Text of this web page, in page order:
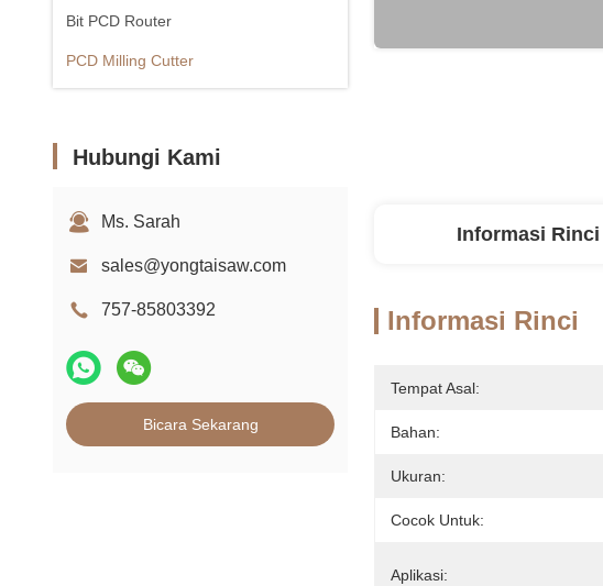
Bit PCD Router
PCD Milling Cutter
Hubungi Kami
Ms. Sarah
sales@yongtaisaw.com
757-85803392
Bicara Sekarang
Informasi Rinci
Informasi Rinci
Tempat Asal:
Bahan:
Ukuran:
Cocok Untuk:
Aplikasi: